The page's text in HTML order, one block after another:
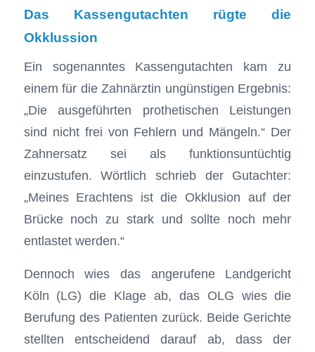
Das Kassengutachten rügte die
Okklussion
Ein sogenanntes Kassengutachten kam zu
einem für die Zahnärztin ungünstigen Ergebnis:
„Die ausgeführten prothetischen Leistungen
sind nicht frei von Fehlern und Mängeln.“ Der
Zahnersatz sei als funktionsuntüchtig
einzustufen. Wörtlich schrieb der Gutachter:
„Meines Erachtens ist die Okklusion auf der
Brücke noch zu stark und sollte noch mehr
entlastet werden.“
Dennoch wies das angerufene Landgericht
Köln (LG) die Klage ab, das OLG wies die
Berufung des Patienten zurück. Beide Gerichte
stellten entscheidend darauf ab, dass der